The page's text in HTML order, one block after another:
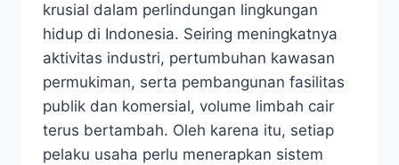
krusial dalam perlindungan lingkungan
hidup di Indonesia. Seiring meningkatnya
aktivitas industri, pertumbuhan kawasan
permukiman, serta pembangunan fasilitas
publik dan komersial, volume limbah cair
terus bertambah. Oleh karena itu, setiap
pelaku usaha perlu menerapkan sistem